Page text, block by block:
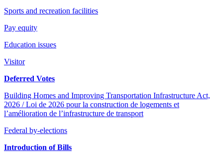
Sports and recreation facilities
Pay equity
Education issues
Visitor
Deferred Votes
Building Homes and Improving Transportation Infrastructure Act,
2026 / Loi de 2026 pour la construction de logements et
l’amélioration de l’infrastructure de transport
Federal by-elections
Introduction of Bills